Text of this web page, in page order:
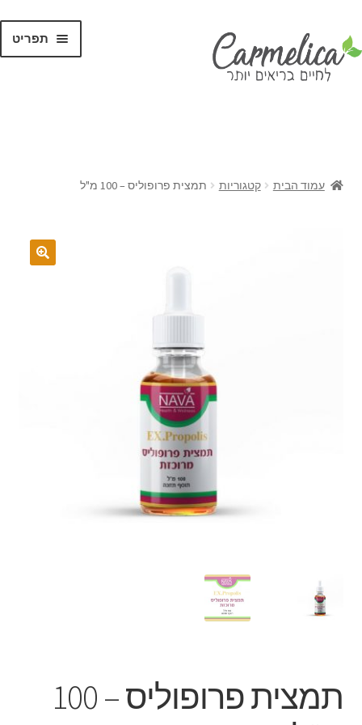
תפריט
עמוד הבית קטגוריות תמצית פרופוליס – 100 מ"ל
תמצית פרופוליס – 100